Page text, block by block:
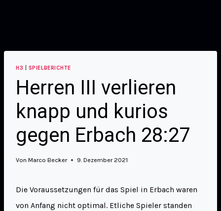
H3 SPIELBERICHTE
Herren III verlieren
knapp und kurios
gegen Erbach 28:27
Von Marco Becker 9. Dezember 2021
Die Voraussetzungen für das Spiel in Erbach waren
von Anfang nicht optimal. Etliche Spieler standen